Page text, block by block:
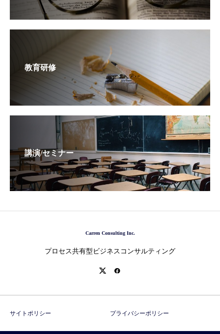
教育研修
講演/セミナー
Carren Consulting Inc.
プロセス共有型ビジネスコンサルティング
サイトポリシー プライバシーポリシー